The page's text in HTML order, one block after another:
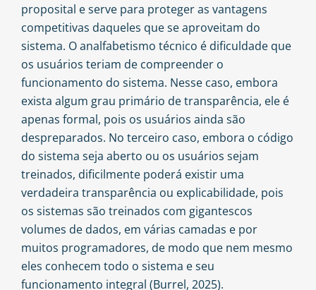
proposital e serve para proteger as vantagens
competitivas daqueles que se aproveitam do
sistema. O analfabetismo técnico é dificuldade que
os usuários teriam de compreender o
funcionamento do sistema. Nesse caso, embora
exista algum grau primário de transparência, ele é
apenas formal, pois os usuários ainda são
despreparados. No terceiro caso, embora o código
do sistema seja aberto ou os usuários sejam
treinados, dificilmente poderá existir uma
verdadeira transparência ou explicabilidade, pois
os sistemas são treinados com gigantescos
volumes de dados, em várias camadas e por
muitos programadores, de modo que nem mesmo
eles conhecem todo o sistema e seu
funcionamento integral (Burrel, 2025).